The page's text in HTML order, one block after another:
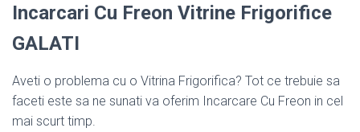
Incarcari Cu Freon Vitrine Frigorifice
GALATI
Aveti o problema cu o Vitrina Frigorifica? Tot ce trebuie sa
faceti este sa ne sunati va oferim Incarcare Cu Freon in cel
mai scurt timp.